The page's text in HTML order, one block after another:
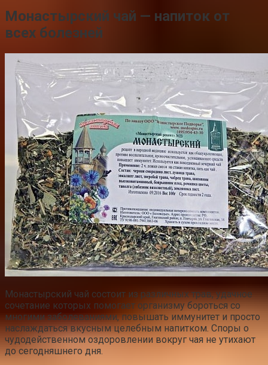
Монастырский чай — напиток от
всех болезней
Монастырский чай состоит из различных трав, удачное
сочетание которых помогает организму бороться со
многими заболеваниями, повышать иммунитет и просто
наслаждаться вкусным целебным напитком. Споры о
чудодейственном оздоровлении вокруг чая не утихают
до сегодняшнего дня.